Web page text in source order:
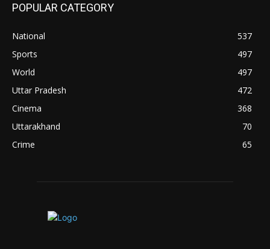
POPULAR CATEGORY
National
537
Sports
497
World
497
Uttar Pradesh
472
Cinema
368
Uttarakhand
70
Crime
65